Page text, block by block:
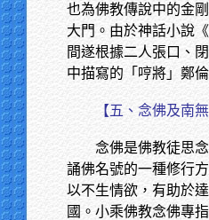
也為佛教傳說中的金
大門。由於神話小說
間遂根據二人張口、
中描寫的「哼將」鄭
【五、念佛及南
念佛是佛教徒思
誦佛名號的一種修行
以不生情欲，有助於
國。小乘佛教念佛專